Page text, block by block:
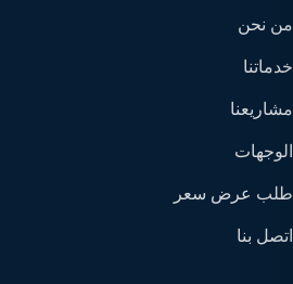
من نحن
خدماتنا
مشاريعنا
الوجهات
طلب عرض سعر
اتصل بنا